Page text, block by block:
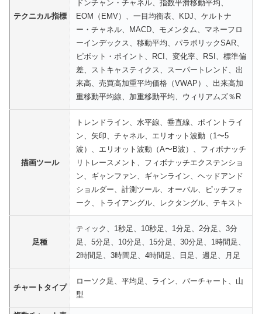
テクニカル指標
ドンチャン・チャネル、指数平滑移動平均、
EOM（EMV）、一目均衡表、KDJ、ケルトナ
ー・チャネル、MACD、モメンタム、マネーフロ
ーインデックス、移動平均、パラボリックSAR、
ピボット・ポイント、RCI、変化率、RSI、標準偏
差、ストキャスティクス、スーパートレンド、出
来高、売買高加重平均価格（VWAP）、出来高加
重移動平均線、加重移動平均、ウィリアムズ％R
描画ツール
トレンドライン、水平線、垂直線、ポイントライ
ン、矢印、チャネル、エリオット波動（1〜5
波）、エリオット波動（A〜B波）、フィボナッチ
リトレースメント、フィボナッチエクステンショ
ン、ギャンファン、ギャンライン、ヘッドアンド
ショルダー、計測ツール、オーバル、ピッチフォ
ーク、トライアングル、レクタングル、テキスト
足種
ティック、1秒足、10秒足、1分足、2分足、3分
足、5分足、10分足、15分足、30分足、1時間足、
2時間足、3時間足、4時間足、日足、週足、月足
チャートタイプ
ローソク足、平均足、ライン、バーチャート、山
型